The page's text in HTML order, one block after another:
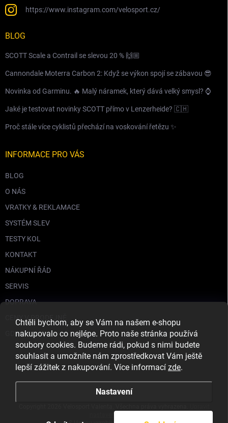
Chtěli bychom, aby se Vám na našem e-shopu
nakupovalo co nejlépe. Proto naše stránka používá
soubory cookies. Budeme rádi, pokud s nimi budete
souhlasit a umožníte nám zprostředkovat Vám ještě
lepší zážitek z nakupování. Více informací zde.
Nastavení
https://www.instagram.com/velosport.cz/
BLOG
SCOTT Scale a Contrail se slevou 20 % 🙌🏼
Cannondale Moterra Carbon 2: Když se výkon spojí se zábavou 😎
Novinka od Garminu. 🔥 Malý náramek, který dává velký smysl? ⌚️
Jaké je testovat novinky SCOTT přímo v Lenzerheide? 🇨🇭
Proč stále více cyklistů přechází na voskování řetězu ✨
INFORMACE PRO VÁS
BLOG
O NÁS
VRATKY & REKLAMACE
SYSTÉM SLEV
TESTY KOL
KONTAKT
NÁKUPNÍ ŘÁD
SERVIS
DOPRAVA
CENY V PRODEJNĚ
GDPR